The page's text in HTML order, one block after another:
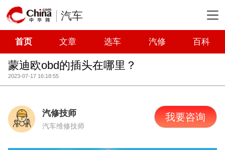
汽车
首页 文章 选车 汽修 百科
蒙迪欧obd的插头在哪里？
2023-07-17 16:18:55
汽修技师
汽车维修技师
我要咨询